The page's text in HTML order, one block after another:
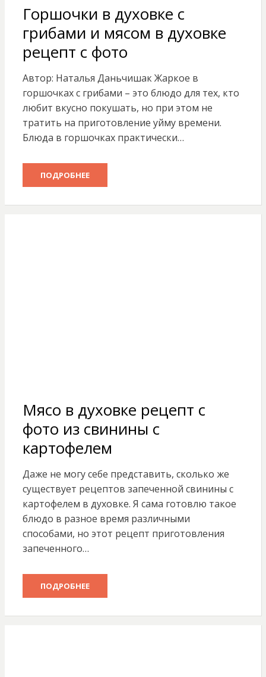
Горшочки в духовке с
грибами и мясом в духовке
рецепт с фото
Автор: Наталья Даньчишак Жаркое в
горшочках с грибами – это блюдо для тех, кто
любит вкусно покушать, но при этом не
тратить на приготовление уйму времени.
Блюда в горшочках практически…
ПОДРОБНЕЕ
Мясо в духовке рецепт с
фото из свинины с
картофелем
Даже не могу себе представить, сколько же
существует рецептов запеченной свинины с
картофелем в духовке. Я сама готовлю такое
блюдо в разное время различными
способами, но этот рецепт приготовления
запеченного…
ПОДРОБНЕЕ